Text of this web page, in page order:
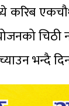
करिब
भन्दै